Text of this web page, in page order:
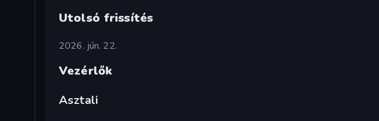
Utolsó frissítés
2026. jún. 22.
Vezérlők
Asztali